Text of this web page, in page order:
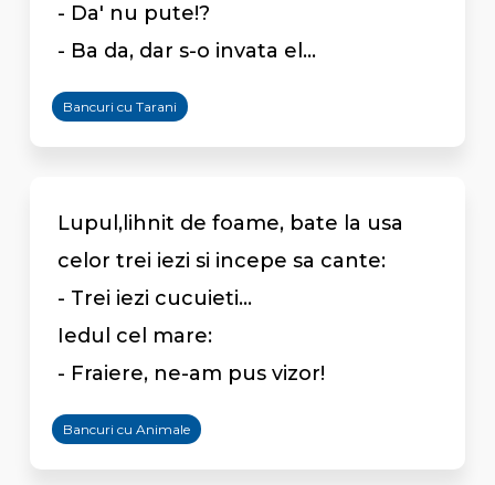
- Da' nu pute!?
- Ba da, dar s-o invata el...
Bancuri cu Tarani
Lupul,lihnit de foame, bate la usa
celor trei iezi si incepe sa cante:
- Trei iezi cucuieti...
Iedul cel mare:
- Fraiere, ne-am pus vizor!
Bancuri cu Animale